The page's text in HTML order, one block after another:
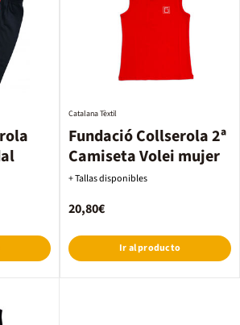
Fundació Collserola 2ª
Camiseta Volei mujer
Catalana Tèxtil
+ Tallas disponibles
20,80€
Ir al producto